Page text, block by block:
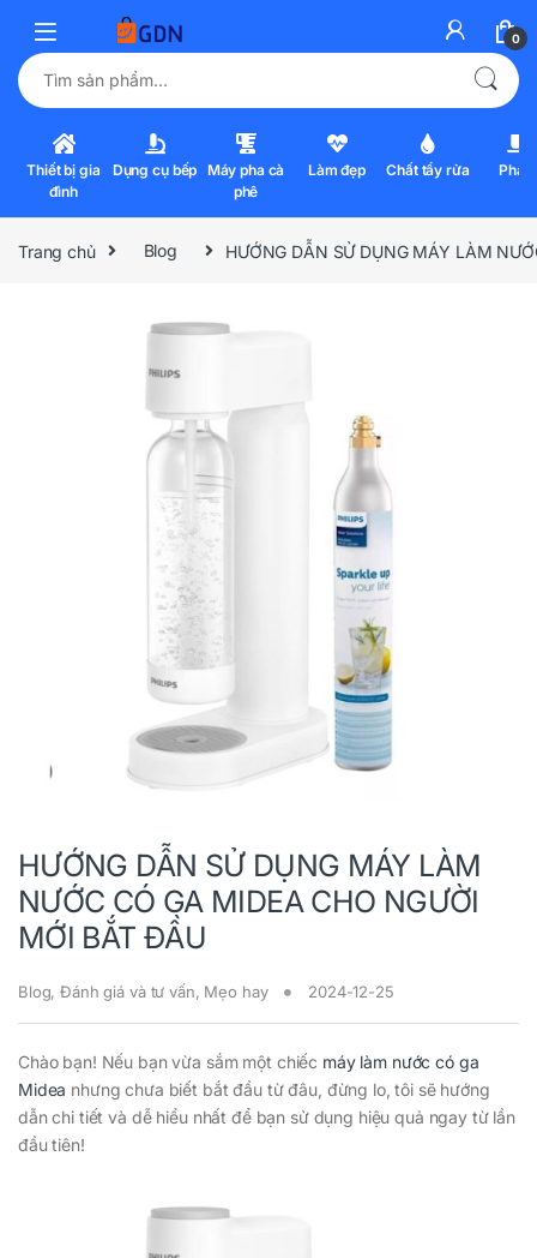
0
Tìm kiếm:
Thiết bị gia
đình
Dụng cụ bếp Máy pha cà
phê
Làm đẹp Chất tẩy rửa Pha
Trang chủ Blog HƯỚNG DẪN SỬ DỤNG MÁY LÀM
HƯỚNG DẪN SỬ DỤNG MÁY LÀM
NƯỚC CÓ GA MIDEA CHO NGƯỜI
MỚI BẮT ĐẦU
Blog,Đánh giá và tư vấn, Mẹo hay 2024-12-25
Chào bạn! Nếu bạn vừa sắm một chiếc máy làm nước có ga
Midea nhưng chưa biết bắt đầu từ đâu, đừng lo, tôi sẽ hướng
dẫn chi tiết và dễ hiểu nhất để bạn sử dụng hiệu quả ngay từ lần
đầu tiên!